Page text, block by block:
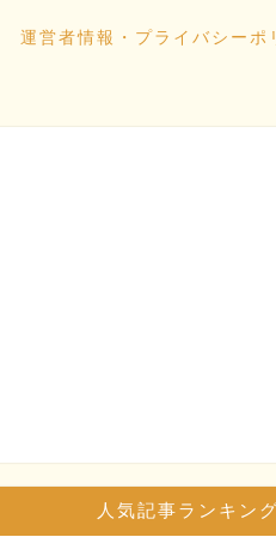
運営者情報・プライバシーポ
人気記事ランキング